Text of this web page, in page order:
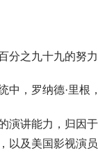
分之九十九的努
中，罗纳德·里根
演讲能力，归因
以及美国影视演